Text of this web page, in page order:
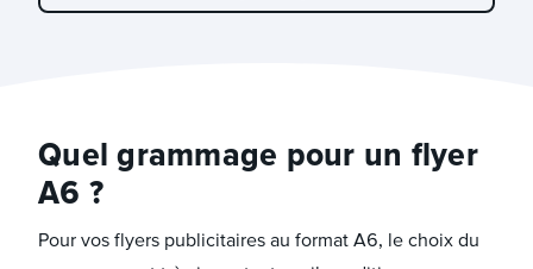
Quel grammage pour un flyer
A6 ?
Pour vos flyers publicitaires au format A6, le choix du